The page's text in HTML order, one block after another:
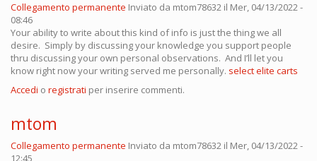
Collegamento permanente Inviato da mtom78632 il Mer, 04/13/2022 -
08:46
Your ability to write about this kind of info is just the thing we all
desire. Simply by discussing your knowledge you support people
thru discussing your own personal observations. And I’ll let you
know right now your writing served me personally. select elite carts
Accedi o registrati per inserire commenti.
mtom
Collegamento permanente Inviato da mtom78632 il Mer, 04/13/2022 -
12:45